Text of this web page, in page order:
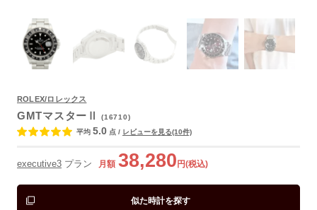
ROLEX/ロレックス
GMTマスターⅡ(16710)
平均 5.0 点 / レビューを見る(10件)
executive3 プラン 月額 38,280 円(税込)
似た時計を探す
よくあるご質問